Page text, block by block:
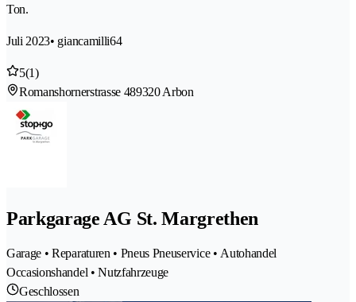
Ton.
Juli 2023• giancamilli64
5(1)
Romanshornerstrasse 489320 Arbon
Parkgarage AG St. Margrethen
Garage • Reparaturen • Pneus Pneuservice • Autohandel
Occasionshandel • Nutzfahrzeuge
Geschlossen